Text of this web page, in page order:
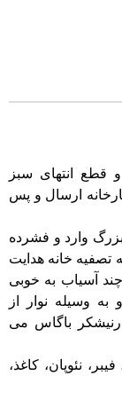
انتهای سبز
ارسال و پس
وارد و فشرده
تصفیه خانه هدایت
آسیاب به خوبی
وسیله نوار از
باگاس می
نئوپان، کاغذ،